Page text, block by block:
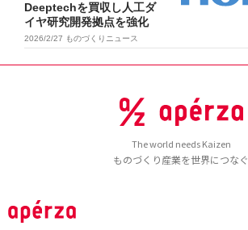
Deeptechを買収し人工ダ
イヤ研究開発拠点を強化
2026/2/27 ものづくりニュース
The world needs Kaizen
ものづくり産業を世界につなぐ